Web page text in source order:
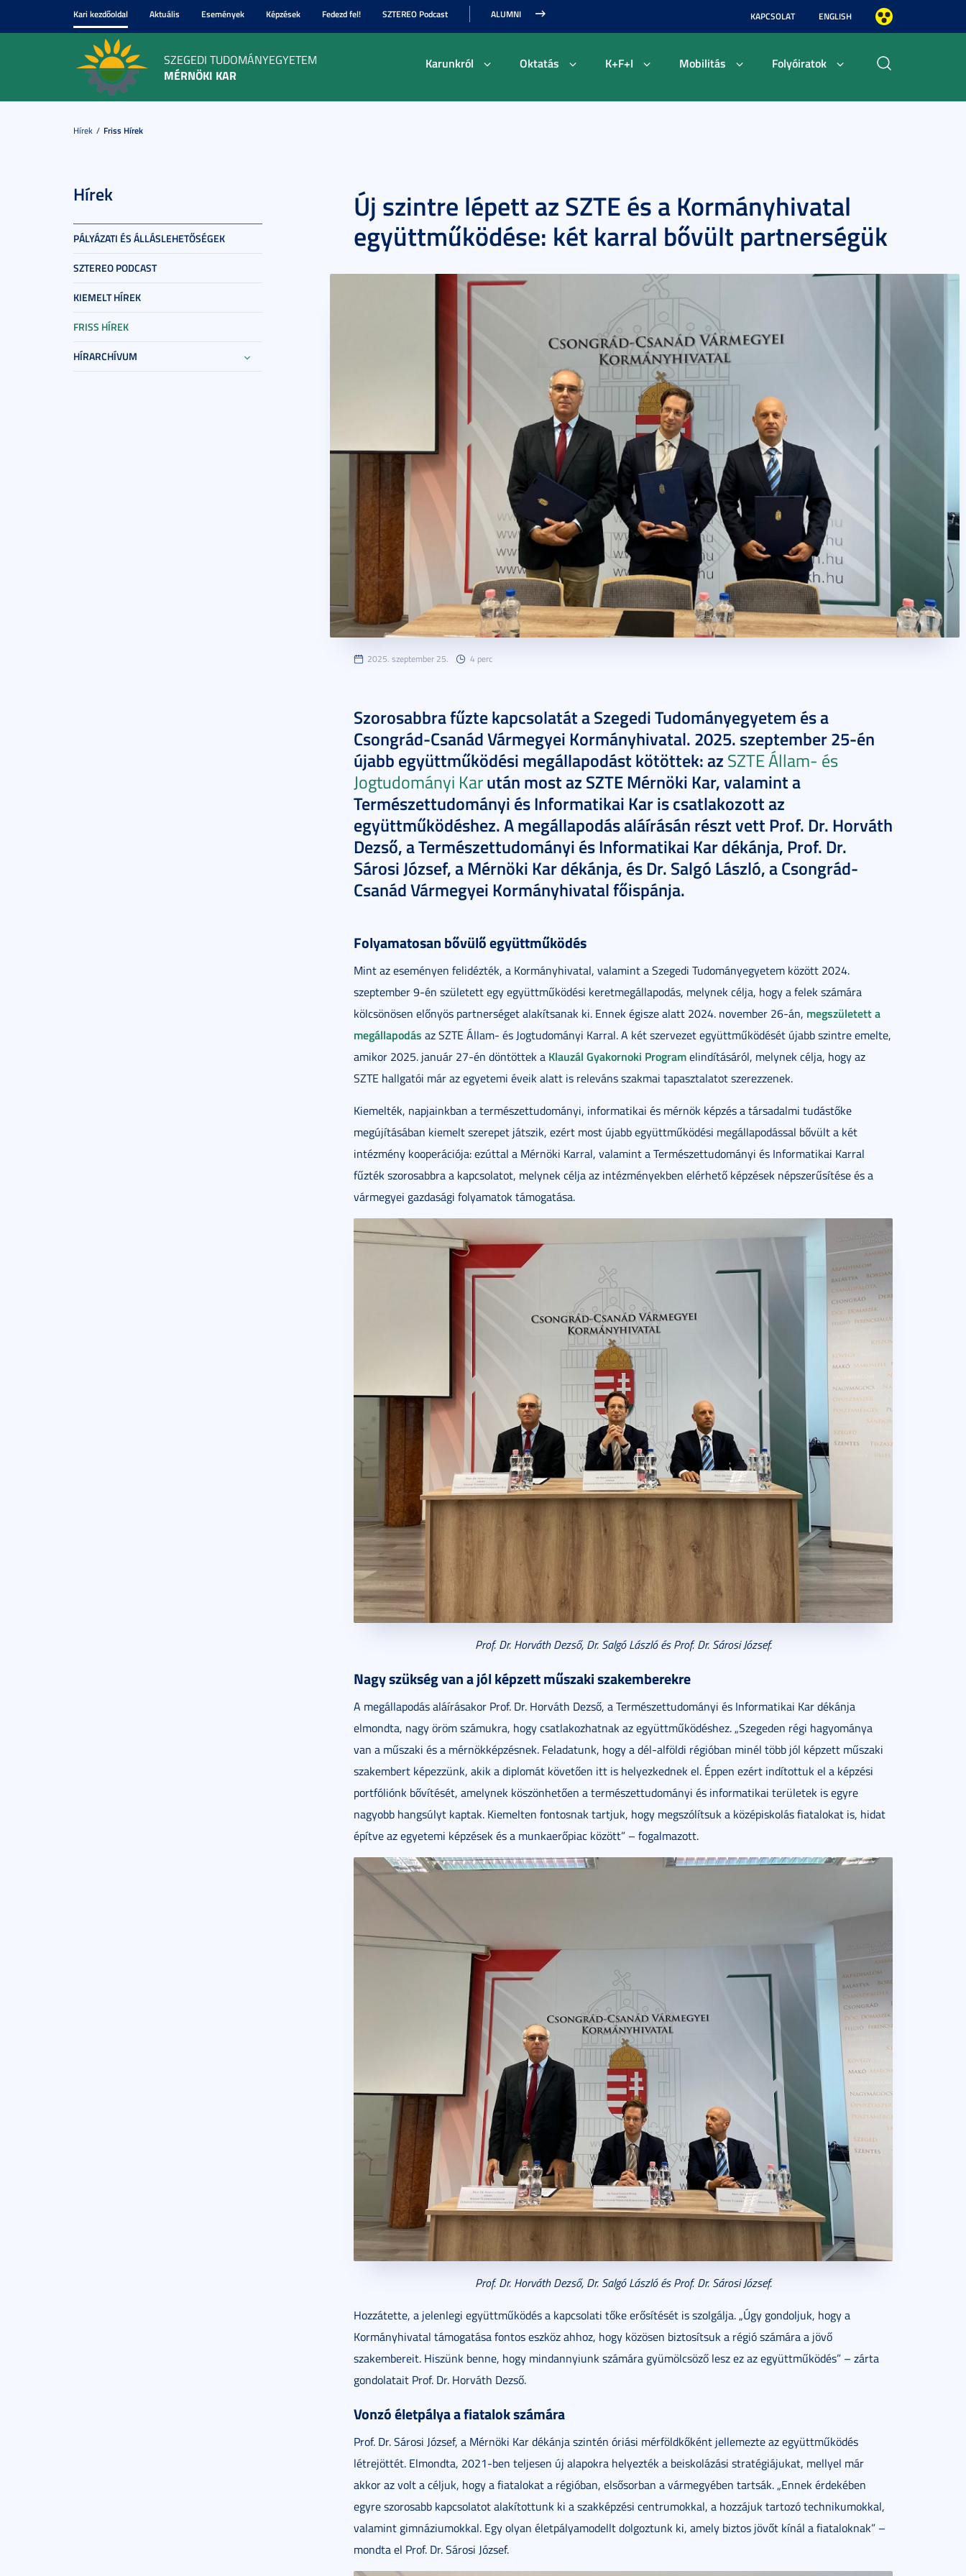
Kari kezdőoldal Aktuális Események Képzések Fedezd fel! SZTEREO Podcast ALUMNI KAPCSOLAT ENGLISH
SZEGEDI TUDOMÁNYEGYETEM
MÉRNÖKI KAR
Karunkról Oktatás K+F+I Mobilitás Folyóiratok
Hírek Friss Hírek
Hírek
PÁLYÁZATI ÉS ÁLLÁSLEHETŐSÉGEK
SZTEREO PODCAST
KIEMELT HÍREK
FRISS HÍREK
HÍRARCHÍVUM
Új szintre lépett az SZTE és a Kormányhivatal
együttműködése: két karral bővült partnerségük
2025. szeptember 25. 4 perc
Szorosabbra fűzte kapcsolatát a Szegedi Tudományegyetem és a
Csongrád-Csanád Vármegyei Kormányhivatal. 2025. szeptember 25-én
újabb együttműködési megállapodást kötöttek: az SZTE Állam- és
Jogtudományi Karután most az SZTE Mérnöki Kar, valamint a
Természettudományi és Informatikai Kar is csatlakozott az
együttműködéshez. A megállapodás aláírásán részt vett Prof. Dr. Horváth
Dezső, a Természettudományi és Informatikai Kar dékánja, Prof. Dr.
Sárosi József, a Mérnöki Kar dékánja, és Dr. Salgó László, a Csongrád-
Csanád Vármegyei Kormányhivatal főispánja.
Folyamatosan bővülő együttműködés
Mint az eseményen felidézték, a Kormányhivatal, valamint a Szegedi Tudományegyetem között 2024.
szeptember 9-én született egy együttműködési keretmegállapodás, melynek célja, hogy a felek számára
kölcsönösen előnyös partnerséget alakítsanak ki. Ennek égisze alatt 2024. november 26-án, megszületett a
megállapodás az SZTE Állam- és Jogtudományi Karral. A két szervezet együttműködését újabb szintre emelte,
amikor 2025. január 27-én döntöttek a Klauzál Gyakornoki Programelindításáról, melynek célja, hogy az
SZTE hallgatói már az egyetemi éveik alatt is releváns szakmai tapasztalatot szerezzenek.
Kiemelték, napjainkban a természettudományi, informatikai és mérnök képzés a társadalmi tudástőke
megújításában kiemelt szerepet játszik, ezért most újabb együttműködési megállapodással bővült a két
intézmény kooperációja: ezúttal a Mérnöki Karral, valamint a Természettudományi és Informatikai Karral
fűzték szorosabbra a kapcsolatot, melynek célja az intézményekben elérhető képzések népszerűsítése és a
vármegyei gazdasági folyamatok támogatása.
Prof. Dr. Horváth Dezső, Dr. Salgó László és Prof. Dr. Sárosi József.
Nagy szükség van a jól képzett műszaki szakemberekre
A megállapodás aláírásakor Prof. Dr. Horváth Dezső, a Természettudományi és Informatikai Kar dékánja
elmondta, nagy öröm számukra, hogy csatlakozhatnak az együttműködéshez. „Szegeden régi hagyománya
van a műszaki és a mérnökképzésnek. Feladatunk, hogy a dél-alföldi régióban minél több jól képzett műszaki
szakembert képezzünk, akik a diplomát követően itt is helyezkednek el. Éppen ezért indítottuk el a képzési
portfóliónk bővítését, amelynek köszönhetően a természettudományi és informatikai területek is egyre
nagyobb hangsúlyt kaptak. Kiemelten fontosnak tartjuk, hogy megszólítsuk a középiskolás fiatalokat is, hidat
építve az egyetemi képzések és a munkaerőpiac között” – fogalmazott.
Prof. Dr. Horváth Dezső, Dr. Salgó László és Prof. Dr. Sárosi József.
Hozzátette, a jelenlegi együttműködés a kapcsolati tőke erősítését is szolgálja. „Úgy gondoljuk, hogy a
Kormányhivatal támogatása fontos eszköz ahhoz, hogy közösen biztosítsuk a régió számára a jövő
szakembereit. Hiszünk benne, hogy mindannyiunk számára gyümölcsöző lesz ez az együttműködés” – zárta
gondolatait Prof. Dr. Horváth Dezső.
Vonzó életpálya a fiatalok számára
Prof. Dr. Sárosi József, a Mérnöki Kar dékánja szintén óriási mérföldkőként jellemezte az együttműködés
létrejöttét. Elmondta, 2021-ben teljesen új alapokra helyezték a beiskolázási stratégiájukat, mellyel már
akkor az volt a céljuk, hogy a fiatalokat a régióban, elsősorban a vármegyében tartsák. „Ennek érdekében
egyre szorosabb kapcsolatot alakítottunk ki a szakképzési centrumokkal, a hozzájuk tartozó technikumokkal,
valamint gimnáziumokkal. Egy olyan életpályamodellt dolgoztunk ki, amely biztos jövőt kínál a fiataloknak” –
mondta el Prof. Dr. Sárosi József.